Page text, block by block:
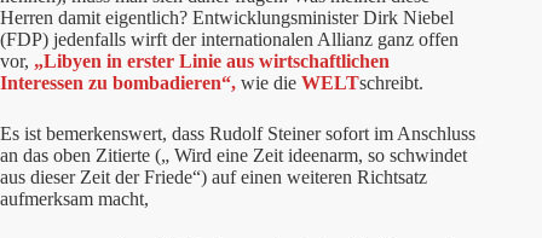
Herren damit eigentlich? Entwicklungsminister Dirk Niebel
(FDP) jedenfalls wirft der internationalen Allianz ganz offen
vor, „Libyen in erster Linie aus wirtschaftlichen
Interessen zu bombadieren“, wie die WELTschreibt.
Es ist bemerkenswert, dass Rudolf Steiner sofort im Anschluss
an das oben Zitierte („ Wird eine Zeit ideenarm, so schwindet
aus dieser Zeit der Friede“) auf einen weiteren Richtsatz
aufmerksam macht,